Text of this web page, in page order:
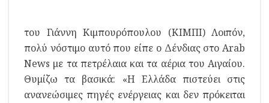
του Γιάννη Κιμπουρόπουλου (ΚΙΜΠΙ) Λοιπόν,
πολύ νόστιμο αυτό που είπε ο Δένδιας στο Arab
News με τα πετρέλαια και τα αέρια του Αιγαίου.
Θυμίζω τα βασικά: «Η Ελλάδα πιστεύει στις
ανανεώσιμες πηγές ενέργειας και δεν πρόκειται